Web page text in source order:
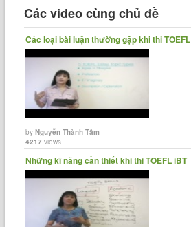
Các video cùng chủ đề
Các loại bài luận thường gặp khi thi TOEFL
byNguyễn Thành Tâm
4217 views
Những kĩ năng cần thiết khi thi TOEFL iBT